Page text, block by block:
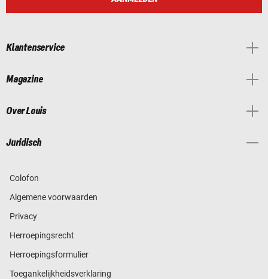
Klantenservice
Magazine
Over Louis
Juridisch
Colofon
Algemene voorwaarden
Privacy
Herroepingsrecht
Herroepingsformulier
Toegankelijkheidsverklaring